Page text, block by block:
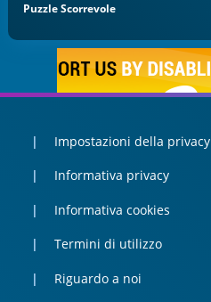
Puzzle Scorrevole
Impostazioni della privacy
Informativa privacy
Informativa cookies
Termini di utilizzo
Riguardo a noi